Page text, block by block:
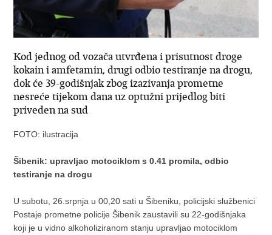
Kod jednog od vozača utvrđena i prisutnost droge
kokain i amfetamin, drugi odbio testiranje na drogu,
dok će 39-godišnjak zbog izazivanja prometne
nesreće tijekom dana uz optužni prijedlog biti
priveden na sud
FOTO: ilustracija
Šibenik: upravljao motociklom s 0.41 promila, odbio
testiranje na drogu
U subotu, 26.srpnja u 00,20 sati u Šibeniku, policijski službenici
Postaje prometne policije Šibenik zaustavili su 22-godišnjaka
koji je u vidno alkoholiziranom stanju upravljao motociklom